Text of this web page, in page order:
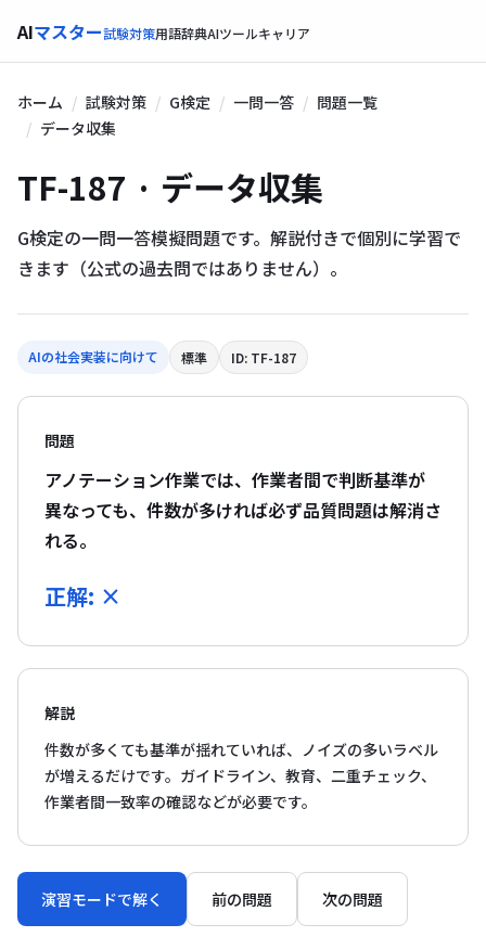
AIマスター試験対策用語辞典AIツールキャリア
ホーム 試験対策 G検定 一問一答
問題一覧
データ収集
TF-187 · データ収集
G検定の一問一答模擬問題です。解説付きで個別に学習で
きます（公式の過去問ではありません）。
AIの社会実装に向けて 標準 ID: TF-187
問題
アノテーション作業では、作業者間で判断基準が
異なっても、件数が多ければ必ず品質問題は解消さ
れる。
正解: ×
解説
件数が多くても基準が揺れていれば、ノイズの多いラベル
が増えるだけです。ガイドライン、教育、二重チェック、
作業者間一致率の確認などが必要です。
演習モードで解く 前の問題 次の問題